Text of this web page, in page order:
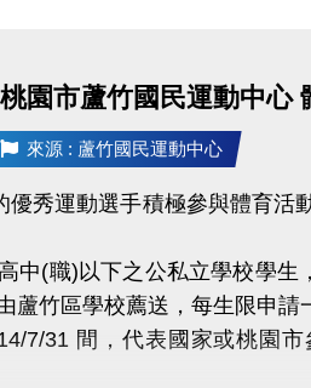
員
優惠
惠
起動！
園市蘆竹國民運動中心
來源 : 蘆竹國民運動中心
秀運動選手積極參與體育活
中(職)以下之公私立學校學
蘆竹區學校薦送，每生限申請
7/31 間，代表國家或桃園